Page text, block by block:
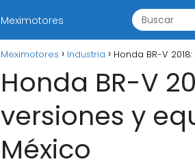
Meximotores
Meximotores Industria Honda BR-V
Honda BR-V
versiones y
México